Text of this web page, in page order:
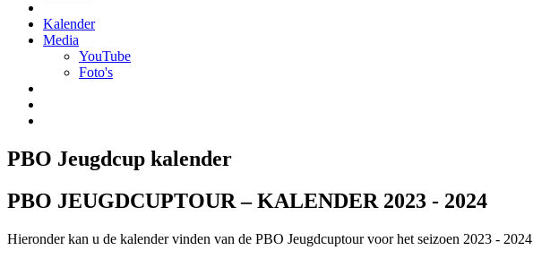
Kalender
Media
YouTube
Foto's
PBO Jeugdcup kalender
PBO JEUGDCUPTOUR – KALENDER 2023 - 2024
Hieronder kan u de kalender vinden van de PBO Jeugdcuptour voor het seizoen 2023 - 2024